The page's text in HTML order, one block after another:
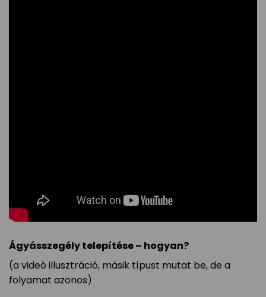
Ágyásszegély telepítése – hogyan?
(a videó illusztráció, másik típust mutat be, de a
folyamat azonos)